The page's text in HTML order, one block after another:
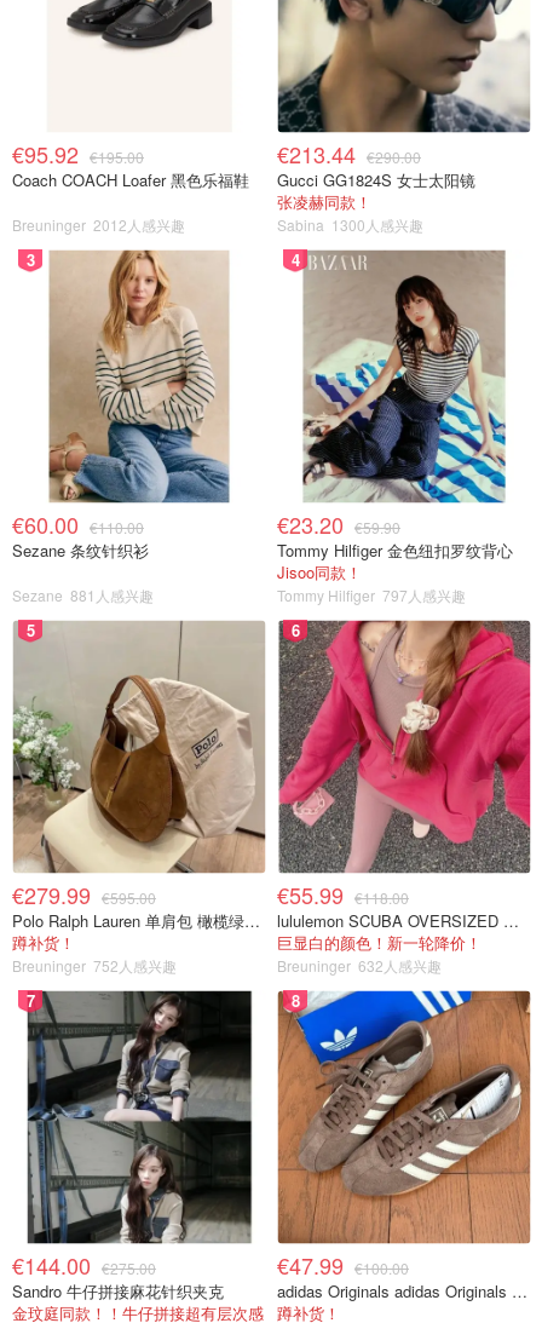
€95.92 €195.00
Coach COACH Loafer 黑色乐福鞋
Breuninger 2012人感兴趣
€213.44 €290.00
Gucci GG1824S 女士太阳镜
张凌赫同款！
Sabina 1300人感兴趣
3
€60.00 €110.00
Sezane 条纹针织衫
Sezane 881人感兴趣
4
€23.20 €59.90
Tommy Hilfiger 金色纽扣罗纹背心
Jisoo同款！
Tommy Hilfiger 797人感兴趣
5
€279.99 €595.00
Polo Ralph Lauren 单肩包 橄榄绿金色
蹲补货！
Breuninger 752人感兴趣
6
€55.99 €118.00
lululemon SCUBA OVERSIZED 半拉链卫衣 紫红色
巨显白的颜色！新一轮降价！
Breuninger 632人感兴趣
7
€144.00 €275.00
Sandro 牛仔拼接麻花针织夹克
金玟庭同款！！牛仔拼接超有层次感
8
€47.99 €100.00
adidas Originals adidas Originals TOKYO 复古休闲鞋 深棕色
蹲补货！